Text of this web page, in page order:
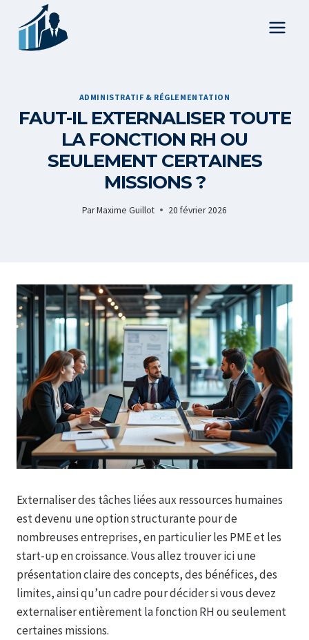
contenu
ADMINISTRATIF & RÉGLEMENTATION
FAUT-IL EXTERNALISER TOUTE
LA FONCTION RH OU
SEULEMENT CERTAINES
MISSIONS ?
ParMaxime Guillot 20 février 2026
Externaliser des tâches liées aux ressources humaines
est devenu une option structurante pour de
nombreuses entreprises, en particulier les PME et les
start-up en croissance. Vous allez trouver ici une
présentation claire des concepts, des bénéfices, des
limites, ainsi qu’un cadre pour décider si vous devez
externaliser entièrement la fonction RH ou seulement
certaines missions.